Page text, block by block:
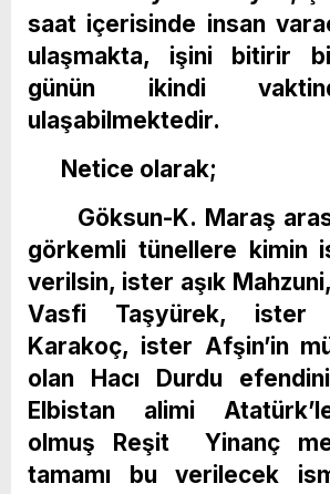
saat içerisinde insan
ulaşmakta, işini bitirir
günün ikindi
ulaşabilmektedir.
Netice olarak;
Göksun-K. Maraş
görkemli tünellere kimin
verilsin, ister aşık
Vasfi Taşyürek, ister
Karakoç, ister Afşin’in
olan Hacı Durdu
Elbistan alimi
olmuş Reşit Yinanç
tamamı bu verilecek